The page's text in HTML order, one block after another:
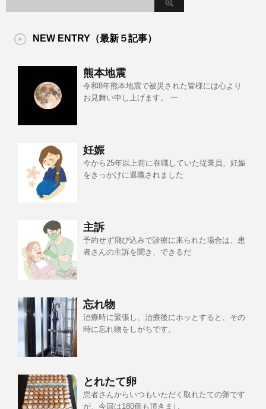
NEW ENTRY（最新５記事）
熊本地震
令和8年熊本地震で被災された皆様には心より
お見舞い申し上げます。 一
妊娠
今から25年以上前に在職していた従業員、妊娠
をきっかけに退職されました
主訴
予約せず飛び込みで診療に来られた場合は、患
者さんの主訴を聞き、できるだ
忘れ物
治療時に緊張し、治療後にホッとすると、その
時に忘れ物をしがちです。
とれたて卵
患者さんからいつもいただく取れたての卵です
が、今回は180個も頂きまし